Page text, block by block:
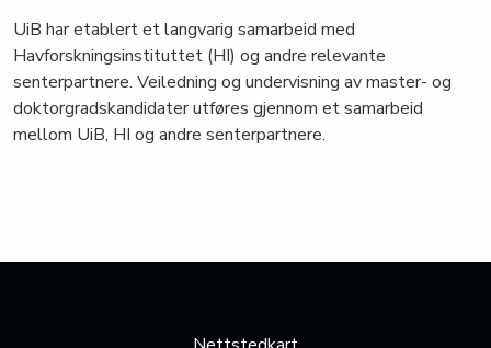
UiB har etablert et langvarig samarbeid med
Havforskningsinstituttet (HI) og andre relevante
senterpartnere. Veiledning og undervisning av master- og
doktorgradskandidater utføres gjennom et samarbeid
mellom UiB, HI og andre senterpartnere.